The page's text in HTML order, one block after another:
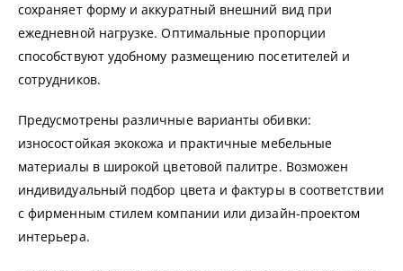
сохраняет форму и аккуратный внешний вид при
ежедневной нагрузке. Оптимальные пропорции
способствуют удобному размещению посетителей и
сотрудников.
Предусмотрены различные варианты обивки:
износостойкая экокожа и практичные мебельные
материалы в широкой цветовой палитре. Возможен
индивидуальный подбор цвета и фактуры в соответствии
с фирменным стилем компании или дизайн-проектом
интерьера.